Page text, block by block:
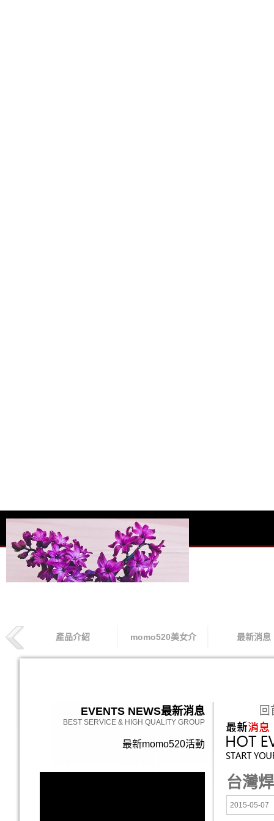
產品介紹 momo520美女介 最新消息
索取專線
EVENTS NEWS最新消息
BEST SERVICE & HIGH QUALITY GROUP
最新momo520活動
回
台灣
2015-05-07